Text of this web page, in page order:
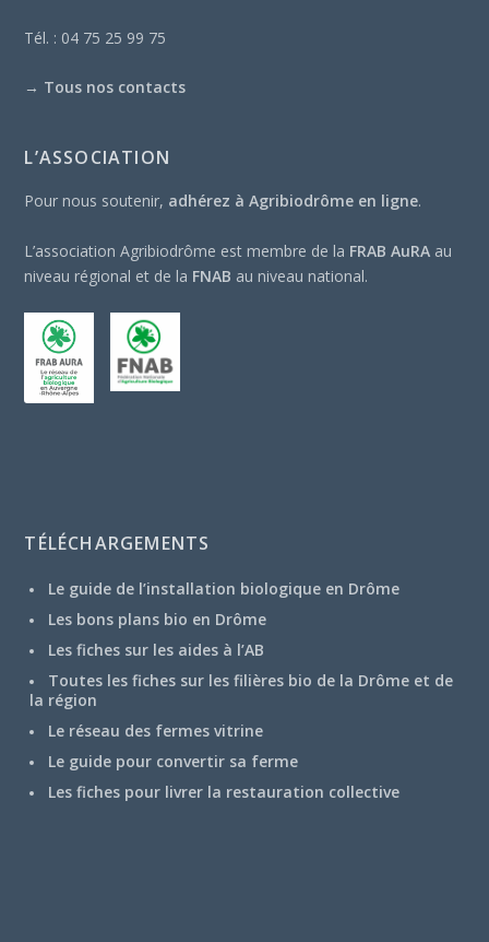
Tél. : 04 75 25 99 75
→ Tous nos contacts
L’ASSOCIATION
Pour nous soutenir, adhérez à Agribiodrôme en ligne.
L’association Agribiodrôme est membre de la FRAB AuRA au
niveau régional et de la FNAB au niveau national.
TÉLÉCHARGEMENTS
Le guide de l’installation biologique en Drôme
Les bons plans bio en Drôme
Les fiches sur les aides à l’AB
Toutes les fiches sur les filières bio de la Drôme et de
la région
Le réseau des fermes vitrine
Le guide pour convertir sa ferme
Les fiches pour livrer la restauration collective